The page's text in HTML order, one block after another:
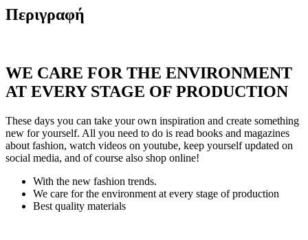
Περιγραφή
WE CARE FOR THE ENVIRONMENT
AT EVERY STAGE OF PRODUCTION
These days you can take your own inspiration and create something
new for yourself. All you need to do is read books and magazines
about fashion, watch videos on youtube, keep yourself updated on
social media, and of course also shop online!
With the new fashion trends.
We care for the environment at every stage of production
Best quality materials